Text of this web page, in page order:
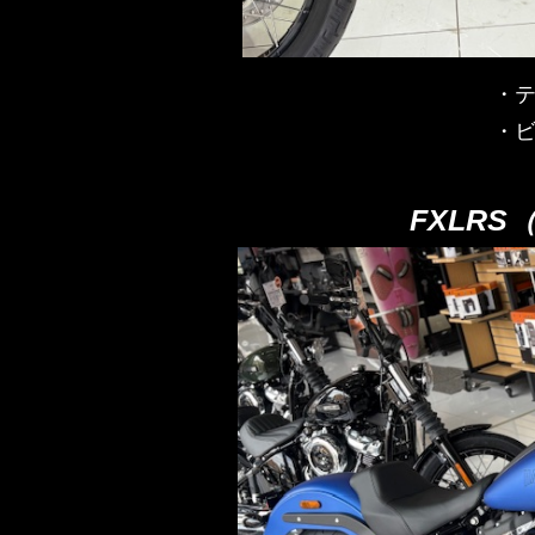
・
・
FXLRS